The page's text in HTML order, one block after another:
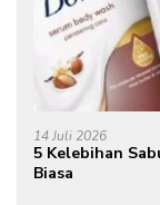
14 Juli 2026
5 Kelebihan
Biasa